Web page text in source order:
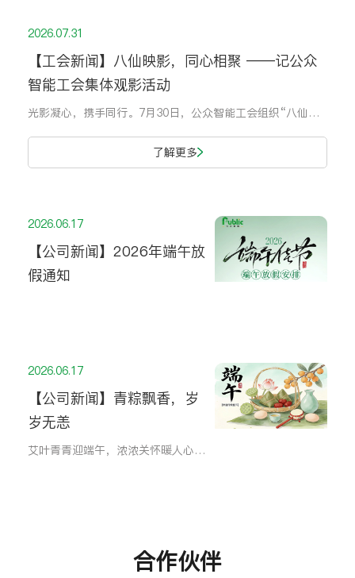
2026.07.31
【工会新闻】八仙映影，同心相聚 ——记公众
智能工会集体观影活动
光影凝心，携手同行。7月30日，公众智能工会组织“八仙映影，同心相聚”集体观影活动，丰富职工精神文化生活。 影片全新演绎八仙修行成长历程，生动展现凡人同舟共济、携手克难、彼此扶持的动人故事。经典台词直击人心，深刻诠释直面困境、团结协作、坚守本心的精神内核，与公司攻坚克难
了解更多
2026.06.17
【公司新闻】2026年端午放
假通知
2026.06.17
【公司新闻】青粽飘香，岁
岁无恙
艾叶青青迎端午，浓浓关怀暖人心。值此端午佳节来临之际，公司坚持以人为本，统筹落实双重端午福利，为全体在职员工发放端午定制礼盒与节日购物卡，向每一位坚守岗位、拼搏奋进的员工表达节日心意。 综合部提前完成福利物资整理分装，在岗同事现场领取，出差员工登记地址后统一邮寄，保障每一位员工
合作伙伴